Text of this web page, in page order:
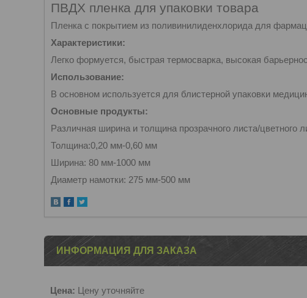
ПВДХ пленка для упаковки товара
Пленка с покрытием из поливинилиденхлорида для
Характеристики:
Легко формуется, быстрая термосварка, высокая
Использование:
В основном используется для блистерной упаковки
Основные продукты:
Различная ширина и толщина прозрачного листа/цветного
Толщина:0,20 мм-0,60 мм
Ширина: 80 мм-1000 мм
Диаметр намотки: 275 мм-500 мм
ИНФОРМАЦИЯ ДЛЯ ЗАКАЗА
Цена: Цену уточняйте